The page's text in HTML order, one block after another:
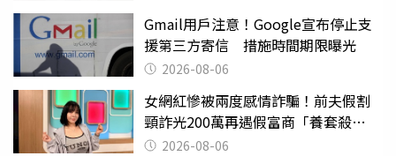
Gmail用戶注意！Google宣布停止支
援第三方寄信 措施時間期限曝光
2026-08-06
女網紅慘被兩度感情詐騙！前夫假割
頸詐光200萬再遇假富商「養套殺
2000萬」
2026-08-06